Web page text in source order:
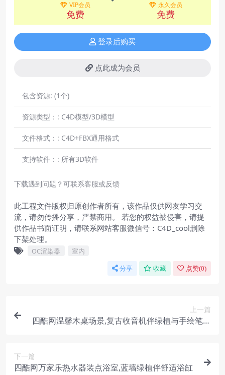
VIP会员
免费
永久会员
免费
登录后购买
点此成为会员
包含资源: (1个)
资源类型：: C4D模型/3D模型
文件格式：: C4D+FBX通用格式
支持软件：: 所有3D软件
下载遇到问题？可联系客服或反馈
此工程文件版权归原创作者所有，该作品仅供网友学习交
流，请勿传播分享，严禁商用。 若您的权益被侵害，请提
供作品书面证明，请联系网站客服微信号：C4D_cool删除
下架处理。
OC渲染器 室内
分享 收藏 点赞(0)
上一篇
四酷网温馨木桌场景,复古收音机伴绿植与手绘笔记
下一篇
四酷网万家乐热水器装点浴室,蓝墙绿植伴舒适浴缸